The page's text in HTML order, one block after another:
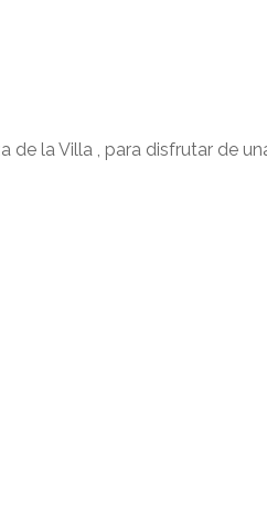
de la Villa , para disfrutar de